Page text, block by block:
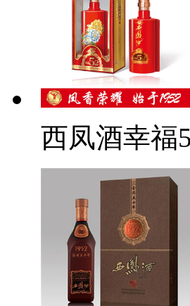
西凤酒幸福